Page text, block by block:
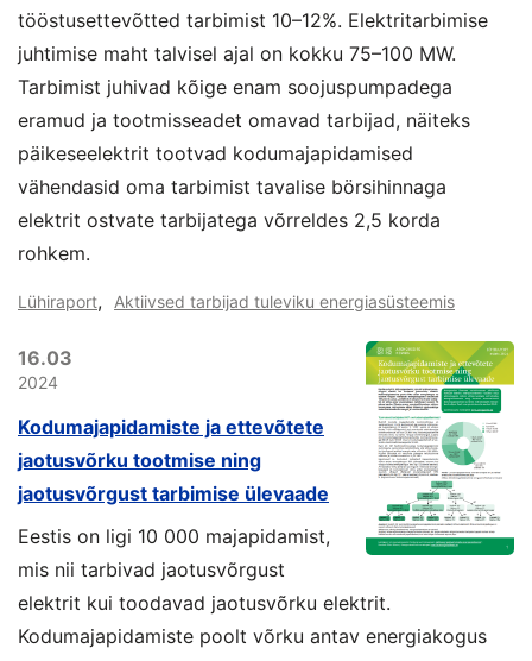
tööstusettevõtted tarbimist 10–12%. Elektritarbimise
juhtimise maht talvisel ajal on kokku 75–100 MW.
Tarbimist juhivad kõige enam soojuspumpadega
eramud ja tootmisseadet omavad tarbijad, näiteks
päikeseelektrit tootvad kodumajapidamised
vähendasid oma tarbimist tavalise börsihinnaga
elektrit ostvate tarbijatega võrreldes 2,5 korda
rohkem.
Lühiraport, Aktiivsed tarbijad tuleviku energiasüsteemis
16.03
2024
Kodumajapidamiste ja ettevõtete
jaotusvõrku tootmise ning
jaotusvõrgust tarbimise ülevaade
Eestis on ligi 10 000 majapidamist,
mis nii tarbivad jaotusvõrgust
elektrit kui toodavad jaotusvõrku elektrit.
Kodumajapidamiste poolt võrku antav energiakogus